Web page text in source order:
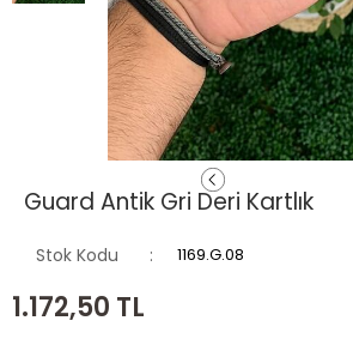
Guard Antik Gri Deri Kartlık
Stok Kodu 1169.G.08
1.172,50 TL